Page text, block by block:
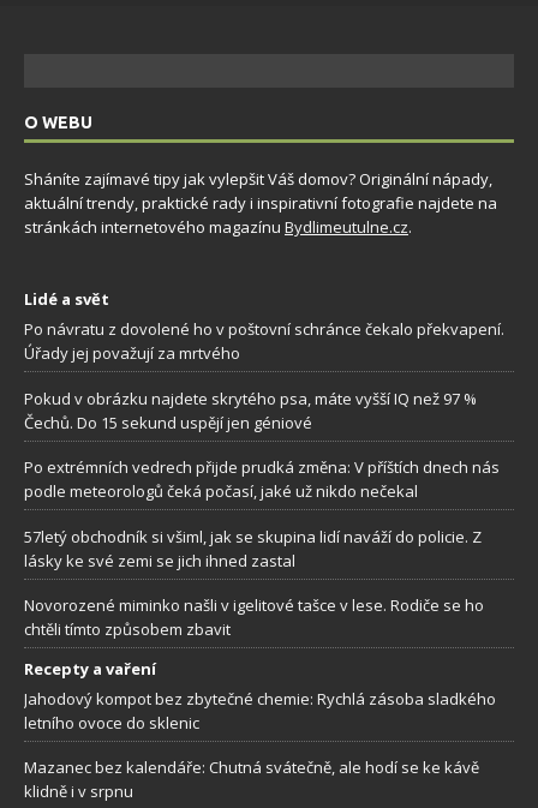
O WEBU
Sháníte zajímavé tipy jak vylepšit Váš domov? Originální nápady,
aktuální trendy, praktické rady i inspirativní fotografie najdete na
stránkách internetového magazínu Bydlimeutulne.cz.
Lidé a svět
Po návratu z dovolené ho v poštovní schránce čekalo překvapení.
Úřady jej považují za mrtvého
Pokud v obrázku najdete skrytého psa, máte vyšší IQ než 97 %
Čechů. Do 15 sekund uspějí jen géniové
Po extrémních vedrech přijde prudká změna: V příštích dnech nás
podle meteorologů čeká počasí, jaké už nikdo nečekal
57letý obchodník si všiml, jak se skupina lidí naváží do policie. Z
lásky ke své zemi se jich ihned zastal
Novorozené miminko našli v igelitové tašce v lese. Rodiče se ho
chtěli tímto způsobem zbavit
Recepty a vaření
Jahodový kompot bez zbytečné chemie: Rychlá zásoba sladkého
letního ovoce do sklenic
Mazanec bez kalendáře: Chutná svátečně, ale hodí se ke kávě
klidně i v srpnu